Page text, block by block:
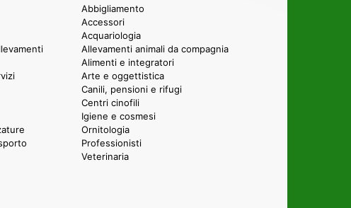
Abbigliamento
Accessori
Acquariologia
Allevamenti animali da compagnia
Alimenti e integratori
Arte e oggettistica
Canili, pensioni e rifugi
Centri cinofili
Igiene e cosmesi
Ornitologia
Professionisti
Veterinaria